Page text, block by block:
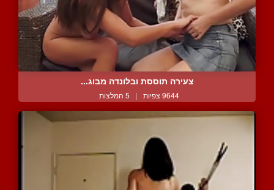
צעירה תוססת ובלונדה מבוג...
9644 צפיות | 5 המלצות